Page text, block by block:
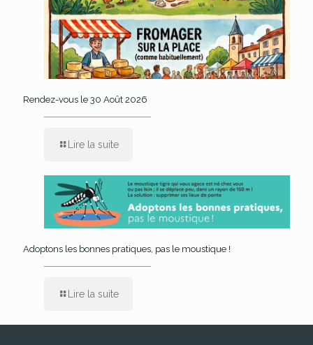
Rendez-vous le 30 Août 2026
Lire la suite
Adoptons les bonnes pratiques, pas le moustique !
Lire la suite